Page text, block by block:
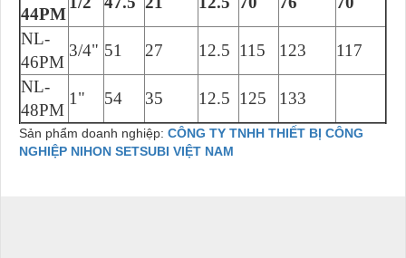
44PM
NL-
46PM
3/4" 51 27 12.5 115 123
117
NL-
48PM
1" 54 35 12.5 125 133
Sản phẩm doanh nghiệp: CÔNG TY TNHH THIẾT BỊ CÔNG
NGHIỆP NIHON SETSUBI VIỆT NAM